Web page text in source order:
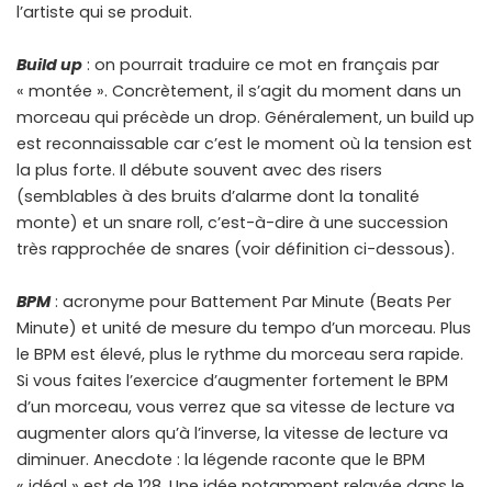
l’artiste qui se produit.
Build up : on pourrait traduire ce mot en français par
« montée ». Concrètement, il s’agit du moment dans un
morceau qui précède un drop. Généralement, un build up
est reconnaissable car c’est le moment où la tension est
la plus forte. Il débute souvent avec des risers
(semblables à des bruits d’alarme dont la tonalité
monte) et un snare roll, c’est-à-dire à une succession
très rapprochée de snares (voir définition ci-dessous).
BPM: acronyme pour Battement Par Minute (Beats Per
Minute) et unité de mesure du tempo d’un morceau. Plus
le BPM est élevé, plus le rythme du morceau sera rapide.
Si vous faites l’exercice d’augmenter fortement le BPM
d’un morceau, vous verrez que sa vitesse de lecture va
augmenter alors qu’à l’inverse, la vitesse de lecture va
diminuer. Anecdote : la légende raconte que le BPM